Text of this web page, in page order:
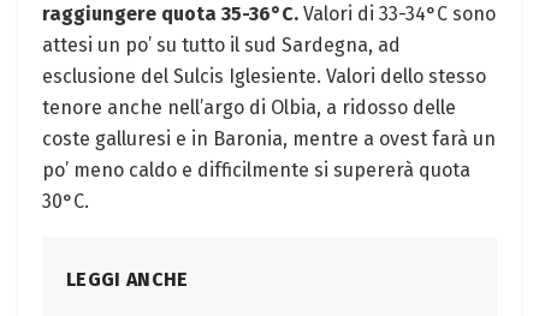
raggiungere quota 35-36°C. Valori di 33-34°C sono
attesi un po’ su tutto il sud Sardegna, ad
esclusione del Sulcis Iglesiente. Valori dello stesso
tenore anche nell’argo di Olbia, a ridosso delle
coste galluresi e in Baronia, mentre a ovest farà un
po’ meno caldo e difficilmente si supererà quota
30°C.
LEGGI ANCHE